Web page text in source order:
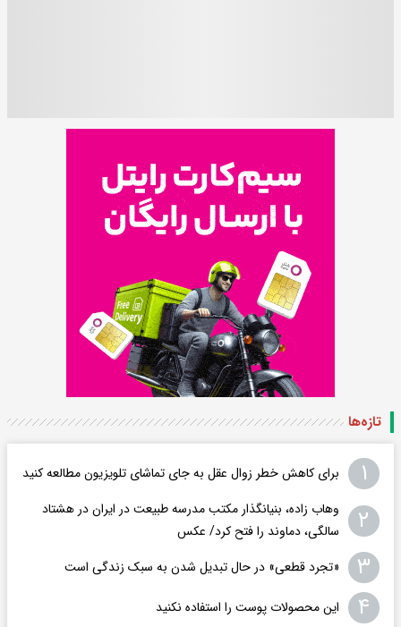
تازه‌ها
۱ برای کاهش خطر زوال عقل به جای تماشای تلویزیون مطالعه کنید
۲
وهاب زاده، بنیانگذار مکتب مدرسه طبیعت در ایران در هشتاد
سالگی، دماوند را فتح کرد/ عکس
۳ «تجرد قطعی» در حال تبدیل شدن به سبک زندگی است
۴ این محصولات پوست را استفاده نکنید